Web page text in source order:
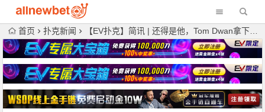
首页 扑克新闻 【EV扑克】简讯 | 还得是他，Tom Dwan拿下扑克直播史上最大彩池(310万美元)